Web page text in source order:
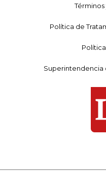
Política de
Superintendencia